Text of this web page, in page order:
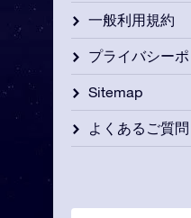
一般利用規約
プライバシー
Sitemap
よくあるご質問